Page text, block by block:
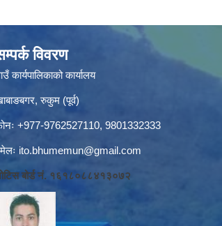
विवरण
कार्यपालिकाको कार्यालय
रुकुम (पूर्व)
+977-9762527110, 9801332333
ito.bhumemun@gmail.com
बोर्ड नं. १६१८०८८४१३०७२